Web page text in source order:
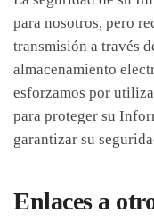
para nosotros, pero
transmisión a través
almacenamiento
esforzamos por
para proteger su
garantizar su
Enlaces a